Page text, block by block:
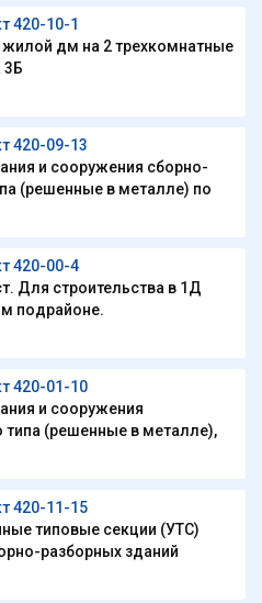
420-10-1
дм на 2 трехкомнатные
3Б
420-09-13
и сооружения сборно-
(решенные в металле) по
420-00-4
Для строительства в 1Д
подрайоне.
420-01-10
и сооружения
типа (решенные в металле),
420-11-15
типовые секции (УТС)
разборных зданий